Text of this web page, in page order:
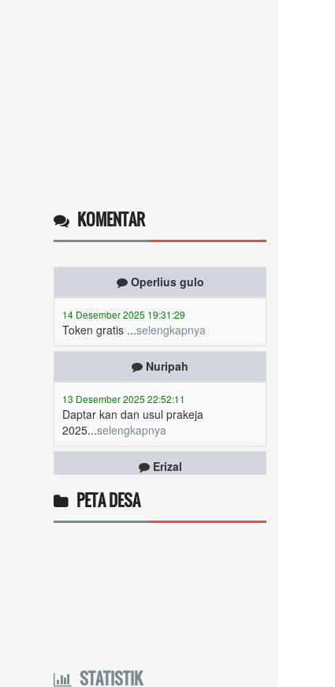
KOMENTAR
14 Desember 2025 19:31:29
Token gratis ...selengkapnya
Nuripah
13 Desember 2025 22:52:11
Daptar kan dan usul prakeja
2025...selengkapnya
Erizal
09 Desember 2025 13:48:42
Awin
PETA DESA
STATISTIK